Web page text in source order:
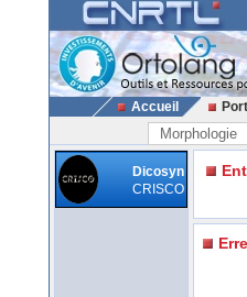
Accueil
Morphologie
Dicosyn
CRISCO